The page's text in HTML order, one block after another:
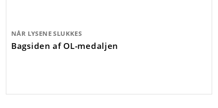
NÅR LYSENE SLUKKES
Bagsiden af OL-medaljen